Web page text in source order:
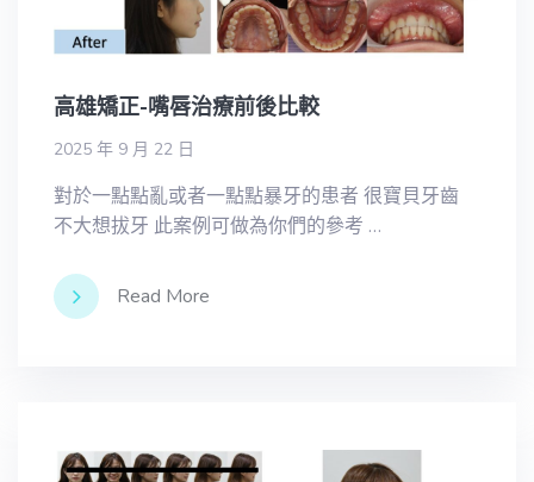
高雄矯正-嘴唇治療前後比較
2025 年 9 月 22 日
對於一點點亂或者一點點暴牙的患者 很寶貝牙齒
不大想拔牙 此案例可做為你們的參考 …
Read More